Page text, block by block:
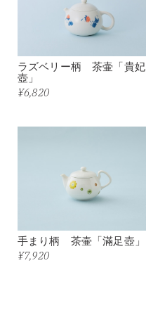
ラズベリー柄 茶壷「貴妃
壺」
¥6,820
手まり柄 茶壷「滿足壺」
¥7,920